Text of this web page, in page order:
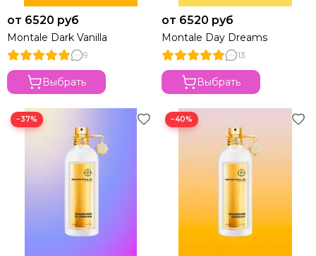
от 6520 руб
Montale Dark Vanilla
9
Выбрать
от 6520 руб
Montale Day Dreams
13
Выбрать
−37% −40%